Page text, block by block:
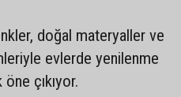
doğal materyaller ve
evlerde yenilenme
çıkıyor.